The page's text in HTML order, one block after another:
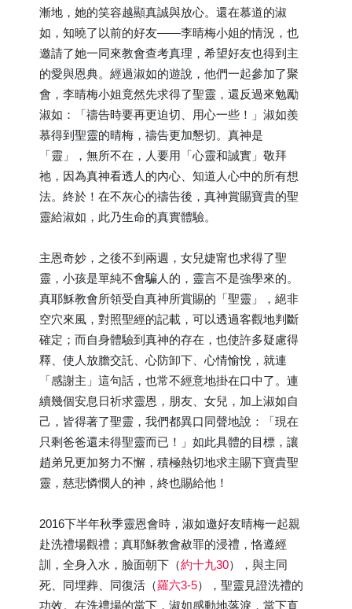
漸地，她的笑容越顯真誠與放心。還在慕道的淑
如，知曉了以前的好友——李晴梅小姐的情況，也
邀請了她一同來教會查考真理，希望好友也得到主
的愛與恩典。經過淑如的遊說，他們一起參加了聚
會，李晴梅小姐竟然先求得了聖靈，還反過來勉勵
淑如：「禱告時要再更迫切、用心一些！」淑如羨
慕得到聖靈的晴梅，禱告更加懇切。真神是
「靈」，無所不在，人要用「心靈和誠實」敬拜
祂，因為真神看透人的內心、知道人心中的所有想
法。終於！在不灰心的禱告後，真神賞賜寶貴的聖
靈給淑如，此乃生命的真實體驗。
主恩奇妙，之後不到兩週，女兒婕甯也求得了聖
靈，小孩是單純不會騙人的，靈言不是強學來的。
真耶穌教會所領受自真神所賞賜的「聖靈」，絕非
空穴來風，對照聖經的記載，可以透過客觀地判斷
確定；而自身體驗到真神的存在，也使許多疑慮得
釋、使人放膽交託、心防卸下、心情愉悅，就連
「感謝主」這句話，也常不經意地掛在口中了。連
續幾個安息日祈求靈恩，朋友、女兒，加上淑如自
己，皆得著了聖靈，我們都異口同聲地說：「現在
只剩爸爸還未得聖靈而已！」如此具體的目標，讓
趙弟兄更加努力不懈，積極熱切地求主賜下寶貴聖
靈，慈悲憐憫人的神，終也賜給他！
2016下半年秋季靈恩會時，淑如邀好友晴梅一起親
赴洗禮場觀禮；真耶穌教會赦罪的浸禮，恪遵經
訓，全身入水，臉面朝下（約十九30），與主同
死、同埋葬、同復活（羅六3-5），聖靈見證洗禮的
功效。在洗禮場的當下，淑如感動地落淚，當下直